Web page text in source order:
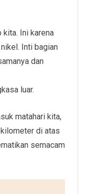
Ini karena
Inti bagian
dan
luar.
matahari kita,
di atas
semacam